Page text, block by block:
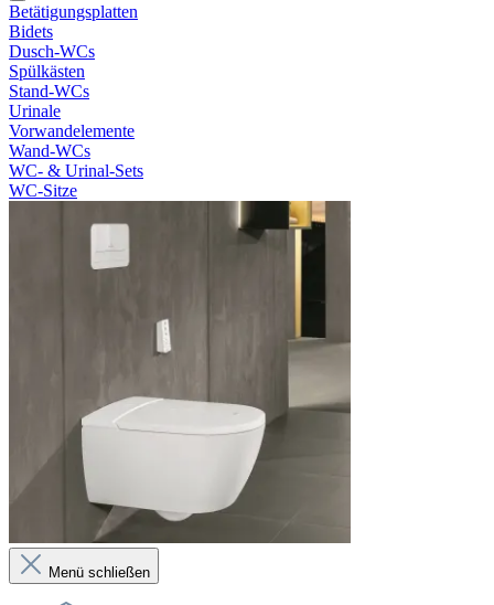
Betätigungsplatten
Bidets
Dusch-WCs
Spülkästen
Stand-WCs
Urinale
Vorwandelemente
Wand-WCs
WC- & Urinal-Sets
WC-Sitze
Menü schließen